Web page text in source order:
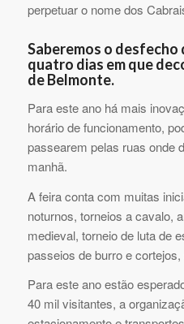
perpetuar o nome dos
Saberemos o
quatro dias em que
de Belmonte.
Para este ano há mais
horário de funcionamento,
passearem pelas ruas onde
manhã.
A feira conta com muitas
noturnos, torneios a cavalo,
medieval, torneio de luta de
passeios de burro e
Para este ano estão
40 mil visitantes, a